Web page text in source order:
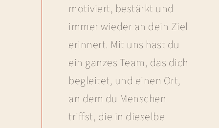
motiviert, bestärkt und
immer wieder an dein Ziel
erinnert. Mit uns hast du
ein ganzes Team, das dich
begleitet, und einen Ort,
an dem du Menschen
triffst, die in dieselbe